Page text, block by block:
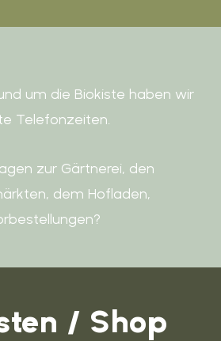
um die Biokiste haben wir
Telefonzeiten.
zur Gärtnerei, den
dem Hofladen,
/ Shop